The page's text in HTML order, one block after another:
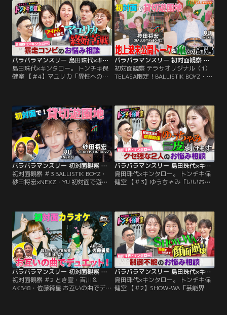
が、アイドルやアーティストの初対
面を覗き見しておしゃべりする観察
系リアリティーショー「初対面観
察」！
しておしゃべりする「観察系リアリ
ティーショー」！今回は、
BALLISTIK BOYZ・砂田将宏
×NEXZ・YUが「貸し切りの遊園
地」で初対面する後編！
バラバラマンスリー 島田珠代×キンタロー。 トンチキ保健室 【＃4】マユリカ「異性へのアピール方法」
島田珠代×キンタロー。 トンチキ保
健室 【＃4】マユリカ「異性へのア
に、波乱万丈な人生経験を積み重ね
てきた島田珠代とキンタロー。…そ
んな2人が保健室の先生に扮して、
ゲストのお悩みに真剣に向き合い本
音でアドバイス。
バラバラマンスリー 初対面観察 テラサオリジナル（1） TELASA限定！BALLISTIK BOYZ・砂田×NEXZ・YU 遊園地で初対面！未公開トーク＆亀との遭遇
初対面観察 テラサオリジナル（1）
TELASA限定！BALLISTIK BOYZ・砂
アイドルやアーティストの初対面を
覗き見しておしゃべりする観察系リ
アリティーショー「初対面観察」！
今回は、BALLISTIK BOYZ・砂田将
宏×NEXZ・YUが…。
バラバラマンスリー 初対面観察 ＃3 BALLISTIK BOYZ・砂田将宏×NEXZ・YU 初対面で遊園地！
初対面観察 ＃3 BALLISTIK BOYZ・
砂田将宏×NEXZ・YU 初対面で遊園
りする「観察系リアリティーショ
ー」！今回は、BALLISTIK BOYZ・
砂田将宏×NEXZ・YUが「貸し切り
の遊園地」で初対面！ティーカップ
で見つめ合ったり…。
バラバラマンスリー 島田珠代×キンタロー。 トンチキ保健室 【＃3】ゆうちゃみ「いいお嫁さんになれるか心配」
島田珠代×キンタロー。 トンチキ保
健室 【＃3】ゆうちゃみ「いいお嫁
とは裏腹に、波乱万丈な人生経験を
積み重ねてきた島田珠代とキンタロ
ー。…そんな2人が保健室の先生に
扮して、ゲストのお悩みに真剣に向
き合い本音でアドバイス。
バラバラマンスリー 初対面観察 ＃2 とき宣・吉川＆AKB48・佐藤綺星 お互いの曲でデュエット！最終ミッション挑戦クリアなるか！？
初対面観察 ＃2 とき宣・吉川＆
AKB48・佐藤綺星 お互いの曲でデュ
バラバラマンスリー 島田珠代×キンタロー。 トンチキ保健室 【＃2】SHOW-WA「芸能界で生き残れるか不安」
島田珠代×キンタロー。 トンチキ保
健室 【＃2】SHOW-WA「芸能界で